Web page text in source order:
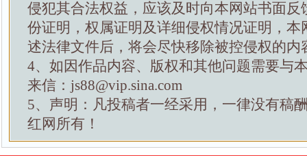
侵犯其合法权益，应该及时向本网站书面反
份证明，权属证明及详细侵权情况证明，本
述法律文件后，将会尽快移除被控侵权的内
4、如因作品内容、版权和其他问题需要与
来信：js88@vip.sina.com
5、声明：凡投稿者一经采用，一律没有稿
红网所有！